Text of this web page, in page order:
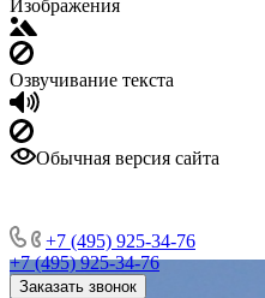
Изображения
Озвучивание текста
Обычная версия сайта
+7 (495) 925-34-76
+7 (495) 925-34-76
Заказать звонок